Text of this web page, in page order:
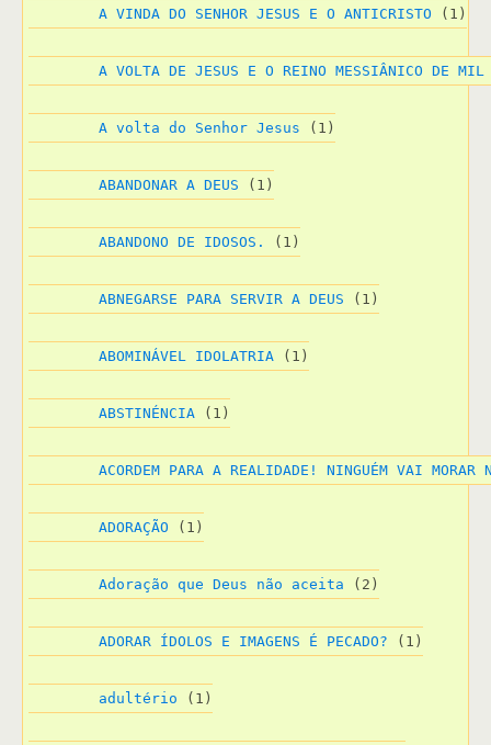
A VINDA DO SENHOR JESUS E O ANTICRISTO (1)
A VOLTA DE JESUS E O REINO MESSIÂNICO DE MIL
A volta do Senhor Jesus (1)
ABANDONAR A DEUS (1)
ABANDONO DE IDOSOS. (1)
ABNEGARSE PARA SERVIR A DEUS (1)
ABOMINÁVEL IDOLATRIA (1)
ABSTINÉNCIA (1)
ACORDEM PARA A REALIDADE! NINGUÉM VAI MORAR
ADORAÇÃO (1)
Adoração que Deus não aceita (2)
ADORAR ÍDOLOS E IMAGENS É PECADO? (1)
adultério (1)